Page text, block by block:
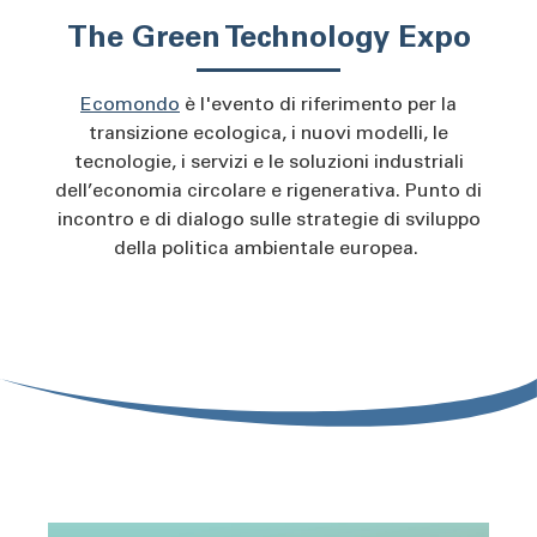
The Green Technology Expo
Ecomondo è l'evento di riferimento per la
transizione ecologica, i nuovi modelli, le
tecnologie, i servizi e le soluzioni industriali
dell’economia circolare e rigenerativa. Punto di
incontro e di dialogo sulle strategie di sviluppo
della politica ambientale europea.